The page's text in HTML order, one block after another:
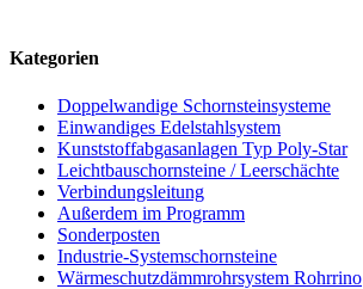
Kategorien
Doppelwandige Schornsteinsysteme
Einwandiges Edelstahlsystem
Kunststoffabgasanlagen Typ Poly-Star
Leichtbauschornsteine / Leerschächte
Verbindungsleitung
Außerdem im Programm
Sonderposten
Industrie-Systemschornsteine
Wärmeschutzdämmrohrsystem Rohrrino